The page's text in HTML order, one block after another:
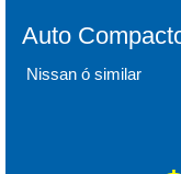
Auto
Nissan ó similar